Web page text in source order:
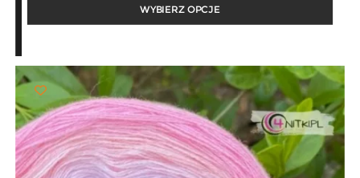
do
WYBIERZ OPCJE